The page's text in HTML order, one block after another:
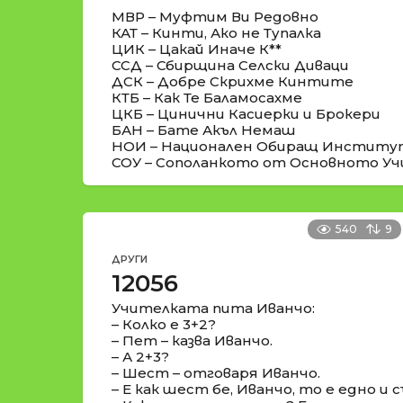
МВР – Муфтим Ви Редовно
КАТ – Кинти, Ако не Тупалка
ЦИК – Цакай Иначе К**
ССД – Сбирщина Селски Диваци
ДСК – Добре Скрихме Кинтите
КТБ – Как Те Баламосахме
ЦКБ – Цинични Касиерки и Брокери
БАН – Бате Акъл Немаш
НОИ – Национален Обиращ
СОУ – Сополанкото от Основното
540 9
ДРУГИ
12056
Учителката пита Иванчо:
– Колко е 3+2?
– Пет – казва Иванчо.
– А 2+3?
– Шест – отговаря Иванчо.
– Е как шест бе, Иванчо, то е едно и